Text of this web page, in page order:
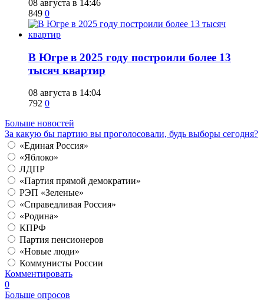
08 августа в 14:46
849 0
​В Югре в 2025 году построили более 13
тысяч квартир
08 августа в 14:04
792 0
Больше новостей
За какую бы партию вы проголосовали, будь выборы сегодня?
«Единая Россия»
«Яблоко»
ЛДПР
«Партия прямой демократии»
РЭП «Зеленые»
«Справедливая Россия»
«Родина»
КПРФ
Партия пенсионеров
«Новые люди»
Коммунисты России
Комментировать
0
Больше опросов